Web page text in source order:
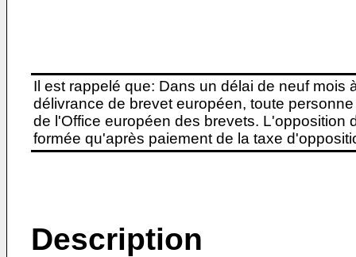
Il est rappelé que: Dans un délai de neuf
délivrance de brevet européen, toute
de l'Office européen des brevets. L'opposition
formée qu'après paiement de la taxe
Description